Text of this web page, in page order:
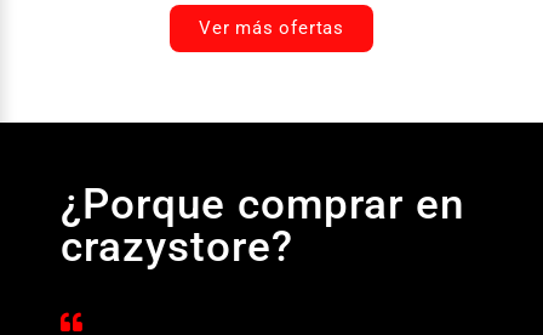
Ver más ofertas
¿Porque comprar en
crazystore?